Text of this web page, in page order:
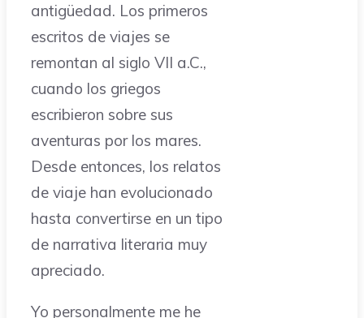
antigüedad. Los primeros
escritos de viajes se
remontan al siglo VII a.C.,
cuando los griegos
escribieron sobre sus
aventuras por los mares.
Desde entonces, los relatos
de viaje han evolucionado
hasta convertirse en un tipo
de narrativa literaria muy
apreciado.
Yo personalmente me he